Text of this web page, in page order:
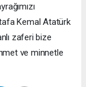
Kemal Atatürk
zaferi bize
ve minnetle